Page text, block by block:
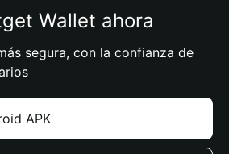
Wallet ahora
segura, con la confianza de
APK